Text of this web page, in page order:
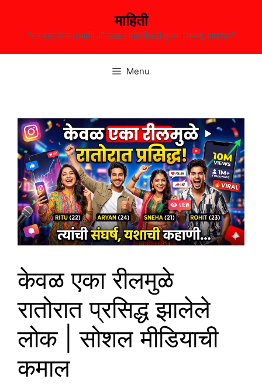
content
माहिती
"सरकारी योजना आणि ऑनलाइन माहितीसाठी तुमचा विश्वासू साथीदार"
Menu
केवळ एका रीलमुळे
रातोरात प्रसिद्ध झालेले
लोक | सोशल मीडियाची
कमाल